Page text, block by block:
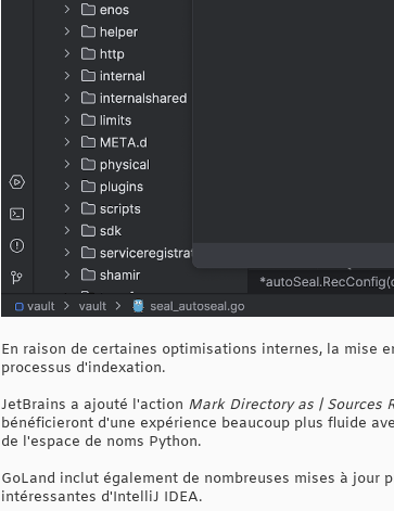
En raison de certaines optimisations internes, la mise
processus d'indexation.
JetBrains a ajouté l'action Mark Directory as | Sources
bénéficieront d'une expérience beaucoup plus fluide
de l'espace de noms Python.
GoLand inclut également de nombreuses mises à jour
intéressantes d'IntelliJ IDEA.